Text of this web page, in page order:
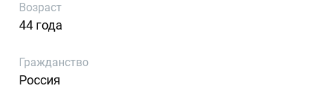
Возраст
44 года
Гражданство
Россия